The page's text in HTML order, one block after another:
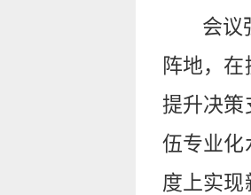
会议
阵地，
提升决策
伍专业化
度上实现